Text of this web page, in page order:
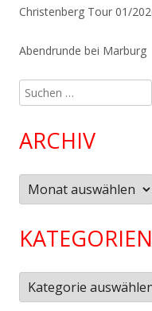
Christenberg Tour 01/
Abendrunde bei Marburg
Suchen
nach:
ARCHIV
Archiv
KATEGORIEN
Kategorien